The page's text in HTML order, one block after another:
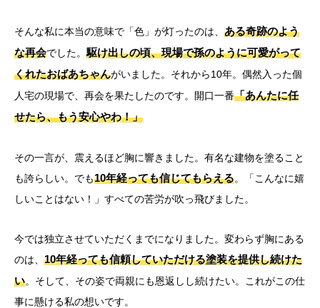
そんな私に本当の意味で「色」が灯ったのは、 ある奇跡のよう
な再会でした。 駆け出しの頃、現場で孫のように可愛がって
くれたおばあちゃんがいました。それから10年。偶然入った個
人宅の現場で、再会を果たしたのです。開口一番「あんたに任
せたら、もう安心やわ！」
その一言が、震えるほど胸に響きました。有名な建物を塗ること
も誇らしい。でも10年経っても信じてもらえる。「こんなに嬉
しいことはない！」すべての苦労が吹っ飛びました。
今では独立させていただくまでになりました。変わらず胸にある
のは、 10年経っても信頼していただける塗装を提供し続けた
い。そして、その姿で両親にも恩返しし続けたい。これがこの仕
事に懸ける私の想いです。